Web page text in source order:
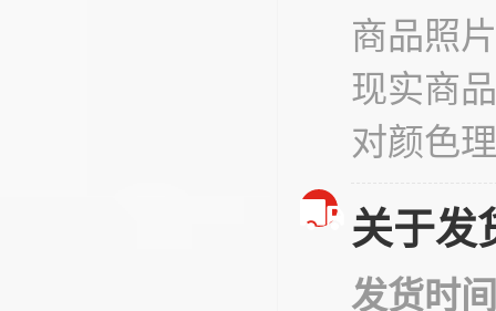
商品照
现实商
对颜色
关于发
发货时间